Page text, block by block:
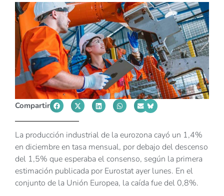
Compartir
La producción industrial de la eurozona cayó un 1,4%
en diciembre en tasa mensual, por debajo del descenso
del 1,5% que esperaba el consenso, según la primera
estimación publicada por Eurostat ayer lunes. En el
conjunto de la Unión Europea, la caída fue del 0,8%.